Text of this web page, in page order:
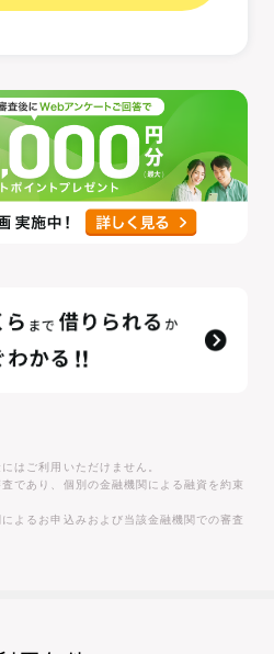
はご利用いただけません。
であり、個別の金融機関による融資を約束
よるお申込みおよび当該金融機関での審査